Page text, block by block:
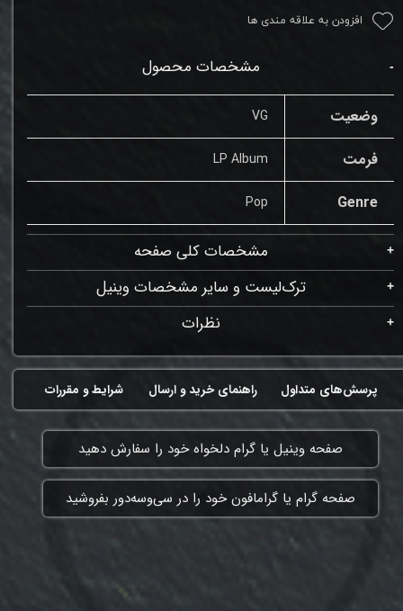
افزودن به علاقه مندی ها
مشخصات محصول
وضعیت VG
فرمت LP Album
Genre
Pop
مشخصات کلی صفحه
ترک‌لیست و سایر مشخصات وینیل
نظرات
شرایط و مقررات راهنمای خرید و ارسال پرسش‌های متداول
​صفحه وینیل یا گرام دلخواه خود را سفارش دهید
​صفحه گرام یا گرامافون خود را در سی‌وسه‌دور بفروشید